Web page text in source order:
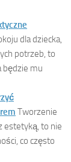
dla dziecka,
potrzeb, to
będzie mu
Tworzenie
estetyką, to nie
co często